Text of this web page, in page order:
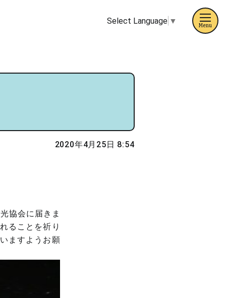
Select Language ▼
2020年4月25日 8:54
協会に届きま
ることを祈り
ますようお願
Menu